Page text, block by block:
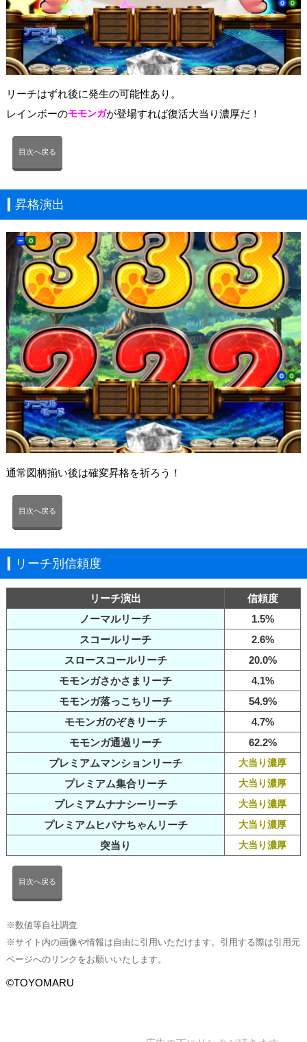
リーチはずれ後に発生の可能性あり。
レインボーのモモンガが登場すれば復活大当り濃厚だ！
目次へ戻る
昇格演出
通常図柄揃い後は確変昇格を祈ろう！
目次へ戻る
リーチ別信頼度
リーチ演出
信頼度
ノーマルリーチ
1.5%
スコールリーチ
2.6%
スロースコールリーチ
20.0%
モモンガさかさまリーチ
4.1%
モモンガ落っこちリーチ
54.9%
モモンガのぞきリーチ
4.7%
モモンガ通過リーチ
62.2%
プレミアムマンションリーチ
大当り濃厚
プレミアム集合リーチ 大当り濃厚
プレミアムナナシーリーチ 大当り濃厚
プレミアムヒバナちゃんリーチ 大当り濃厚
突当り 大当り濃厚
目次へ戻る
※数値等自社調査
※サイト内の画像や情報は自由に引用いただけます。引用する際は引用元
ページへのリンクをお願いいたします。
©TOYOMARU